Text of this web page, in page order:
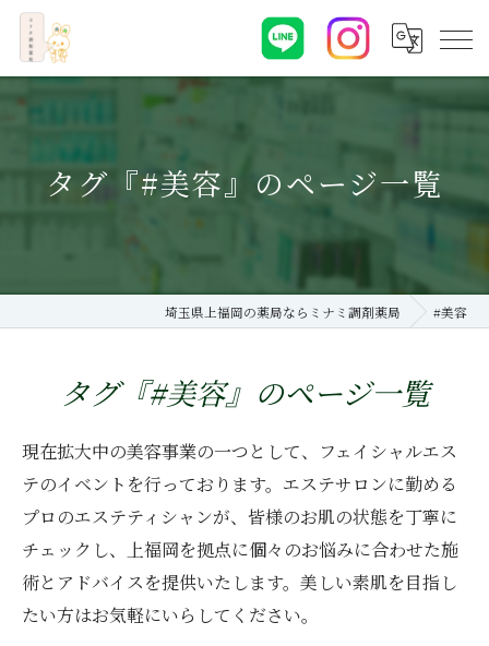
タグ『#美容』のページ一覧
埼玉県上福岡の薬局ならミナミ調剤薬局 #美容
タグ『#美容』のページ一覧
現在拡大中の美容事業の一つとして、フェイシャルエス
テのイベントを行っております。エステサロンに勤める
プロのエステティシャンが、皆様のお肌の状態を丁寧に
チェックし、上福岡を拠点に個々のお悩みに合わせた施
術とアドバイスを提供いたします。美しい素肌を目指し
たい方はお気軽にいらしてください。